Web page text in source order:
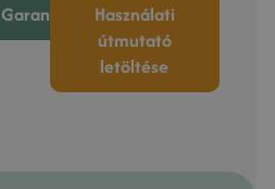
Garancia
Használati
útmutató
letöltése